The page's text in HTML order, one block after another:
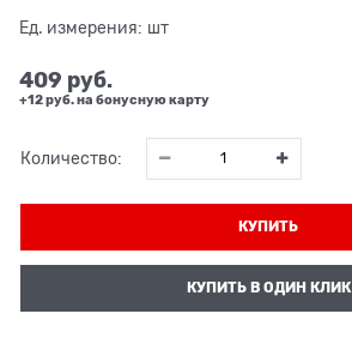
Ед. измерения: шт
409 руб.
+12 руб. на бонусную карту
Количество:
КУПИТЬ
КУПИТЬ В ОДИН КЛИК